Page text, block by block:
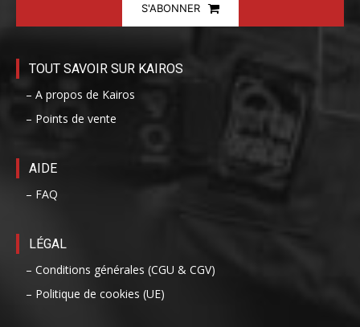
S'ABONNER
TOUT SAVOIR SUR KAIROS
– A propos de Kairos
– Points de vente
AIDE
– FAQ
LÉGAL
– Conditions générales (CGU & CGV)
– Politique de cookies (UE)